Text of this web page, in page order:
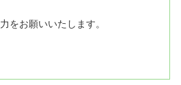
をお願いいたします。